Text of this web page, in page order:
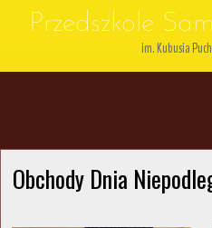
Przedszkole
im. Kubusia
Obchody Dnia